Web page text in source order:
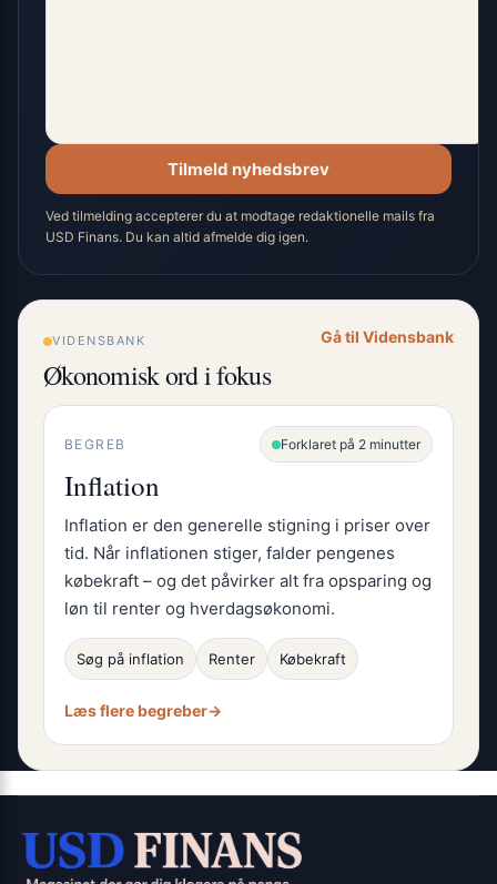
Tilmeld nyhedsbrev
Ved tilmelding accepterer du at modtage redaktionelle mails fra
USD Finans. Du kan altid afmelde dig igen.
VIDENSBANK
Økonomisk ord i fokus
Gå til Vidensbank
BEGREB Forklaret på 2 minutter
Inflation
Inflation er den generelle stigning i priser over
tid. Når inflationen stiger, falder pengenes
købekraft – og det påvirker alt fra opsparing og
løn til renter og hverdagsøkonomi.
Søg på inflation Renter Købekraft
Læs flere begreber→